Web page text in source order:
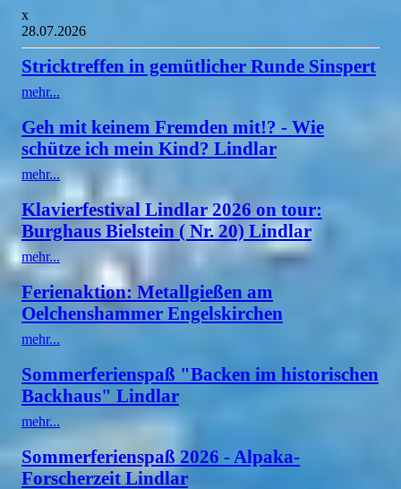
x
28.07.2026
Stricktreffen in gemütlicher Runde Sinspert
mehr...
Geh mit keinem Fremden mit!? - Wie
schütze ich mein Kind? Lindlar
mehr...
Klavierfestival Lindlar 2026 on tour:
Burghaus Bielstein ( Nr. 20) Lindlar
mehr...
Ferienaktion: Metallgießen am
Oelchenshammer Engelskirchen
mehr...
Sommerferienspaß "Backen im historischen
Backhaus" Lindlar
mehr...
Sommerferienspaß 2026 - Alpaka-
Forscherzeit Lindlar